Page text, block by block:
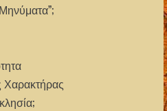
Χαρακτήρας